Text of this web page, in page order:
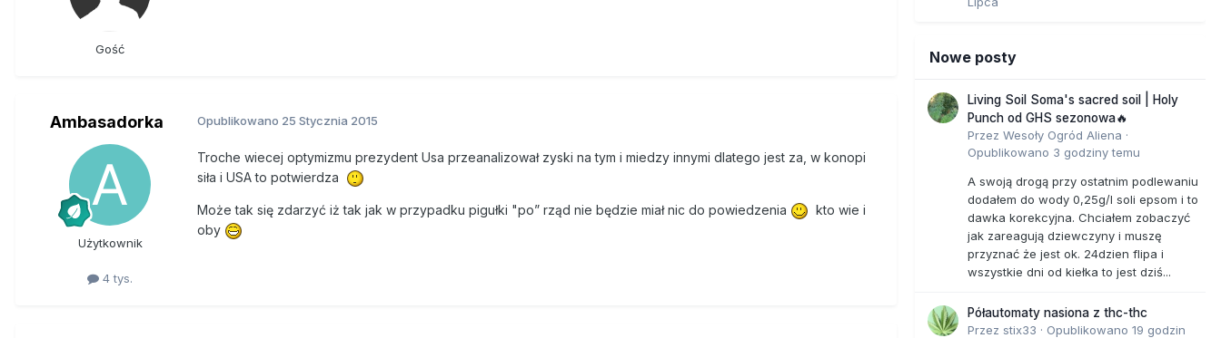
Gość
Ambasadorka
Użytkownik
4 tys.
Opublikowano 25 Stycznia 2015
Troche wiecej optymizmu prezydent Usa przeanalizował zyski na tym i miedzy innymi dlatego jest za, w konopi
siła i USA to potwierdza
Może tak się zdarzyć iż tak jak w przypadku pigułki "po” rząd nie będzie miał nic do powiedzenia
kto wie i
oby
Nowe posty
Living Soil Soma's sacred soil | Holy
Punch od GHS sezonowa🔥
Przez Wesoły Ogród Aliena ·
Opublikowano 3 godziny temu
A swoją drogą przy ostatnim podlewaniu
dodałem do wody 0,25g/l soli epsom i to
dawka korekcyjna. Chciałem zobaczyć
jak zareagują dziewczyny i muszę
przyznać że jest ok. 24dzien flipa i
wszystkie dni od kiełka to jest dziś...
Półautomaty nasiona z thc-thc
Przez stix33 · Opublikowano 19 godzin